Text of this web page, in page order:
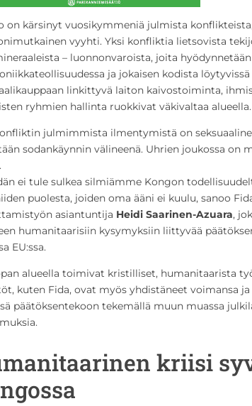
on kärsinyt vuosikymmeniä julmista
vyyhti. Yksi konfliktia lietsovista
– luonnonvaroista, joita
ja jokaisen kodista löytyvissä
linkittyvä laiton kaivostoiminta,
ryhmien hallinta ruokkivat väkivaltaa alueella.
julmimmista ilmentymistä on
sodankäynnin välineenä. Uhrien joukossa on
ei tule sulkea silmiämme Kongon
puolesta, joiden oma ääni ei kuulu, sanoo
asiantuntija Heidi Saarinen-Azuara,
humanitaarisiin kysymyksiin liittyvää
EU:ssa.
alueella toimivat kristilliset, humanitaarista
kuten Fida, ovat myös yhdistäneet voimansa
päätöksentekoon tekemällä muun muassa
kriisi